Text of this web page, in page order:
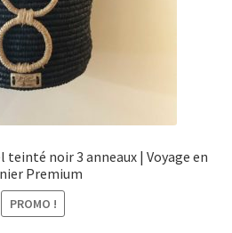
teinté noir 3 anneaux | Voyage en
Premium
PROMO !